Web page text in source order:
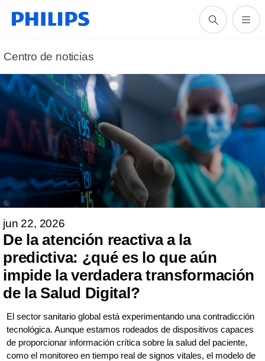
Centro de noticias
jun 22, 2026
De la atención reactiva a la
predictiva: ¿qué es lo que aún
impide la verdadera transformación
de la Salud Digital?
El sector sanitario global está experimentando una contradicción
tecnológica. Aunque estamos rodeados de dispositivos capaces
de proporcionar información crítica sobre la salud del paciente,
como el monitoreo en tiempo real de signos vitales, el modelo de